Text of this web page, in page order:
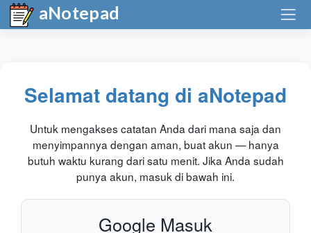
aNotepad
Selamat datang di aNotepad
Untuk mengakses catatan Anda dari mana saja dan
menyimpannya dengan aman, buat akun — hanya
butuh waktu kurang dari satu menit. Jika Anda sudah
punya akun, masuk di bawah ini.
Google Masuk